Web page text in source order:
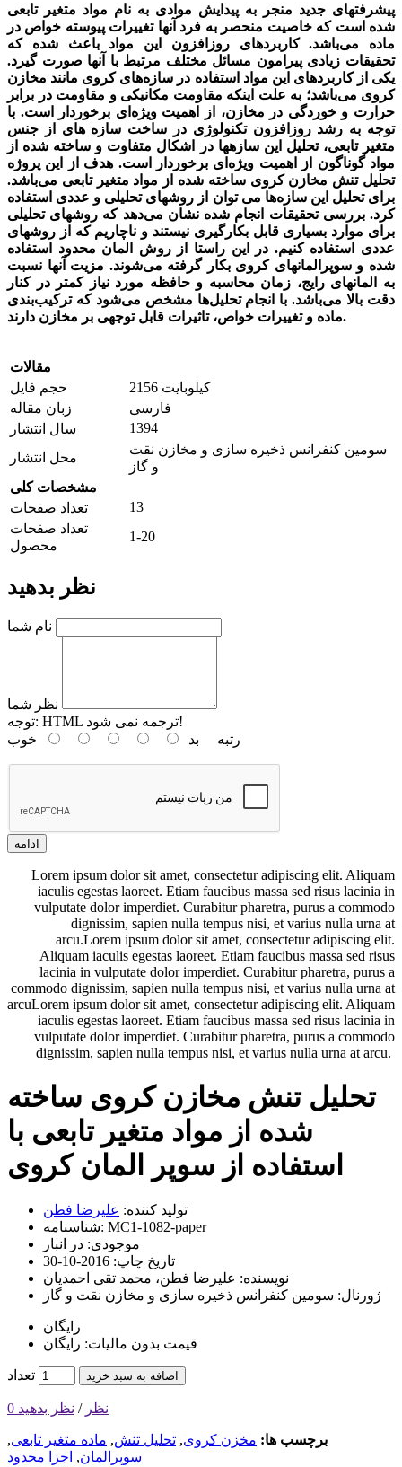
پیشرفتهای جدید منجر به پیدایش موادی به نام مواد متغیر تابعی
شده است که خاصیت منحصر به فرد آنها تغییرات پیوسته خواص در
ماده می‌باشد. کاربردهای روزافزون این مواد باعث شده که
تحقیقات زیادی پیرامون مسائل مختلف مرتبط با آنها صورت گیرد.
یکی از کاربردهای این مواد استفاده در سازه‌های کروی مانند مخازن
کروی می‌باشد؛ به علت اینکه مقاومت مکانیکی و مقاومت در برابر
حرارت و خوردگی در مخازن، از اهمیت ویژه‌ای برخوردار است. با
توجه به رشد روزافزون تکنولوژی در ساخت سازه های از جنس
متغیر تابعی، تحلیل این سازهها در اشکال متفاوت و ساخته شده از
مواد گوناگون از اهمیت ویژه‌ای برخوردار است. هدف از این پروژه
تحلیل تنش مخازن کروی ساخته شده از مواد متغیر تابعی می‌باشد.
برای تحلیل این سازه‌ها می توان از روشهای تحلیلی و عددی استفاده
کرد. بررسی تحقیقات انجام شده نشان می‌دهد که روشهای تحلیلی
برای موارد بسیاری قابل بکارگیری نیستند و ناچاریم که از روشهای
عددی استفاده کنیم. در این راستا از روش المان محدود استفاده
شده و سوپرالمانهای کروی بکار گرفته می‌شوند. مزیت آنها نسبت
به المانهای رایج، زمان محاسبه و حافظه مورد نیاز کمتر در کنار
دقت بالا می‌باشد. با انجام تحلیل‌ها مشخص می‌شود که ترکیب‌بندی
ماده و تغییرات خواص، تاثیرات قابل توجهی بر مخازن دارند.
مقالات
حجم فایل
2156 کیلوبایت
زبان مقاله
فارسی
سال انتشار
1394
محل انتشار
سومین کنفرانس ذخیره سازی و مخازن نقت
و گاز
مشخصات کلی
تعداد صفحات
13
تعداد صفحات
محصول
1-20
نظر بدهید
نام شما
نظر شما
توجه:
HTML ترجمه نمی شود!
رتبه بد خوب
ادامه
Lorem ipsum dolor sit amet, consectetur adipiscing elit. Aliquam
iaculis egestas laoreet. Etiam faucibus massa sed risus lacinia in
vulputate dolor imperdiet. Curabitur pharetra, purus a commodo
dignissim, sapien nulla tempus nisi, et varius nulla urna at
arcu.Lorem ipsum dolor sit amet, consectetur adipiscing elit.
Aliquam iaculis egestas laoreet. Etiam faucibus massa sed risus
lacinia in vulputate dolor imperdiet. Curabitur pharetra, purus a
commodo dignissim, sapien nulla tempus nisi, et varius nulla urna at
arcuLorem ipsum dolor sit amet, consectetur adipiscing elit. Aliquam
iaculis egestas laoreet. Etiam faucibus massa sed risus lacinia in
vulputate dolor imperdiet. Curabitur pharetra, purus a commodo
dignissim, sapien nulla tempus nisi, et varius nulla urna at arcu.
تحلیل تنش مخازن کروی ساخته
شده از مواد متغیر تابعی با
استفاده از سوپر المان کروی
تولید کننده: علیرضا فطن
شناسنامه: MC1-1082-paper
موجودی: در انبار
تاریخ چاپ: 2016-10-30
نویسنده: علیرضا فطن، محمد تقی احمدیان
ژورنال: سومین کنفرانس ذخیره سازی و مخازن نقت و گاز
رایگان
قیمت بدون مالیات: رایگان
تعداد اضافه به سبد خرید
0 نظر / نظر بدهید
برچسب ها: مخزن کروی, تحلیل تنش, ماده متغیر تابعی,
سوپرالمان, اجزا محدود